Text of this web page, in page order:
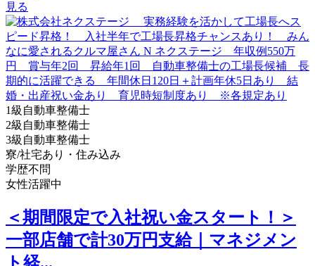
見る
1級自動車整備士
2級自動車整備士
3級自動車整備士
寮/社宅あり・住み込み
学歴不問
女性活躍中
＜期間限定で入社祝い金スタート！＞
一部店舗で計30万円支給｜マネジメン